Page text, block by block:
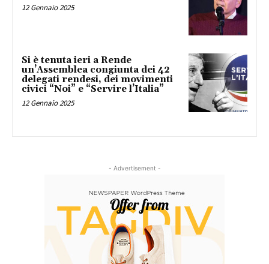
12 Gennaio 2025
Si è tenuta ieri a Rende
un’Assemblea congiunta dei 42
delegati rendesi, dei movimenti
civici “Noi” e “Servire l’Italia”
12 Gennaio 2025
- Advertisement -